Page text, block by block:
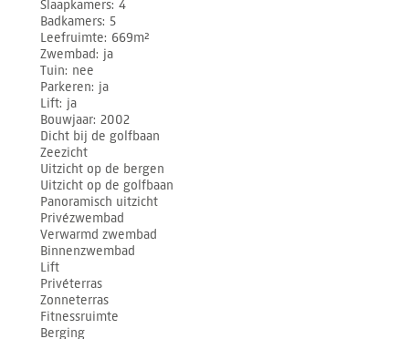
Slaapkamers 4
Badkamers 5
Leefruimte 669m²
Zwembad ja
Tuin nee
Parkeren ja
Lift ja
Bouwjaar 2002
Dicht bij de golfbaan
Zeezicht
Uitzicht op de bergen
Uitzicht op de golfbaan
Panoramisch uitzicht
Privézwembad
Verwarmd zwembad
Binnenzwembad
Lift
Privéterras
Zonneterras
Fitnessruimte
Berging